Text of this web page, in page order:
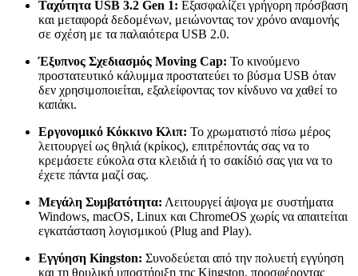
Ταχύτητα USB 3.2 Gen 1: Εξασφαλίζει γρήγορη πρόσβαση
και μεταφορά δεδομένων, μειώνοντας τον χρόνο αναμονής
σε σχέση με τα παλαιότερα USB 2.0.
Έξυπνος Σχεδιασμός Moving Cap: Το κινούμενο
προστατευτικό κάλυμμα προστατεύει το βύσμα USB όταν
δεν χρησιμοποιείται, εξαλείφοντας τον κίνδυνο να χαθεί το
καπάκι.
Εργονομικό Κόκκινο Κλιπ: Το χρωματιστό πίσω μέρος
λειτουργεί ως θηλιά (κρίκος), επιτρέποντάς σας να το
κρεμάσετε εύκολα στα κλειδιά ή το σακίδιό σας για να το
έχετε πάντα μαζί σας.
Μεγάλη Συμβατότητα: Λειτουργεί άψογα με συστήματα
Windows, macOS, Linux και ChromeOS χωρίς να απαιτείται
εγκατάσταση λογισμικού (Plug and Play).
Εγγύηση Kingston: Συνοδεύεται από την πολυετή εγγύηση
και τη θρυλική υποστήριξη της Kingston, προσφέροντας